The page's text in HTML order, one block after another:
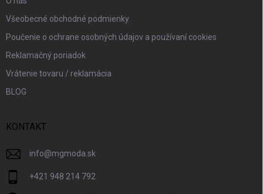
Všeobecné obchodné podmienky
Poučenie o ochrane osobných údajov a používaní cookies
Reklamačný poriadok
Vrátenie tovaru / reklamácia
BLOG
KONTAKT
info@mgmoda.sk
+421 948 214 792